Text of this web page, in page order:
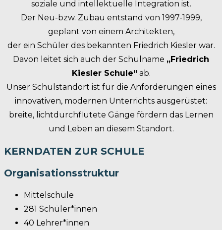
soziale und intellektuelle Integration ist.
Der Neu-bzw. Zubau entstand von 1997-1999,
geplant von einem Architekten,
der ein Schüler des bekannten Friedrich Kiesler war.
Davon leitet sich auch der Schulname „Friedrich
Kiesler Schule“ab.
Unser Schulstandort ist für die Anforderungen eines
innovativen, modernen Unterrichts ausgerüstet:
breite, lichtdurchflutete Gänge fördern das Lernen
und Leben an diesem Standort.
KERNDATEN ZUR SCHULE
Organisationsstruktur
Mittelschule
281 Schüler*innen
40 Lehrer*innen